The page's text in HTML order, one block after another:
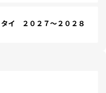
イ ２０２７～２０２８